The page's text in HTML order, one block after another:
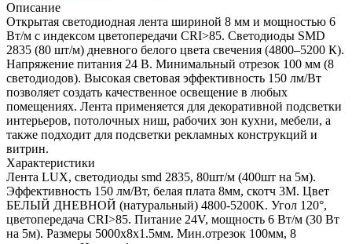
Описание
Открытая светодиодная лента шириной 8 мм и мощностью 6
Вт/м с индексом цветопередачи CRI>85. Светодиоды SMD
2835 (80 шт/м) дневного белого цвета свечения (4800–5200 К).
Напряжение питания 24 В. Минимальный отрезок 100 мм (8
светодиодов). Высокая световая эффективность 150 лм/Вт
позволяет создать качественное освещение в любых
помещениях. Лента применяется для декоративной подсветки
интерьеров, потолочных ниш, рабочих зон кухни, мебели, а
также подходит для подсветки рекламных конструкций и
витрин.
Характеристики
Лента LUX, светодиоды smd 2835, 80шт/м (400шт на 5м).
Эффективность 150 лм/Вт, белая плата 8мм, скотч 3М. Цвет
БЕЛЫЙ ДНЕВНОЙ (натуральный) 4800-5200K. Угол 120°,
цветопередача CRI>85. Питание 24V, мощность 6 Вт/м (30 Вт
на 5м). Размеры 5000х8х1.5мм. Мин.отрезок 100мм, 8